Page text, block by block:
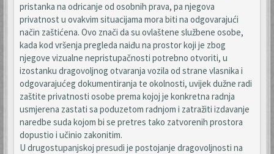
pristanka na odricanje od osobnih prava, pa njegova
privatnost u ovakvim situacijama mora biti na odgovarajući
način zaštićena. Ovo znači da su ovlaštene službene osobe,
kada kod vršenja pregleda naiđu na prostor koji je zbog
njegove vizualne nepristupačnosti potrebno otvoriti, u
izostanku dragovoljnog otvaranja vozila od strane vlasnika i
odgovarajućeg dokumentiranja te okolnosti, uvijek dužne radi
zaštite privatnosti osobe prema kojoj je konkretna radnja
usmjerena zastati sa poduzetom radnjom i zatražiti izdavanje
naredbe suda kojom bi se pretres tako zatvorenih prostora
dopustio i učinio zakonitim.
U drugostupanjskoj presudi je postojanje dragovoljnosti na